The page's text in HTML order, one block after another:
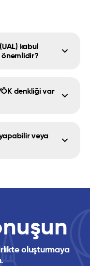
kabul
denkliği var
veya
oluşturmaya